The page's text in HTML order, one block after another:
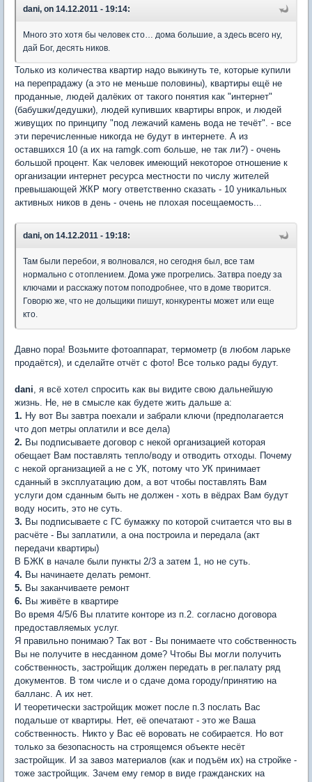
dani, on 14.12.2011 - 19:14:
Много это хотя бы человек сто… дома большие, а здесь всего ну,
дай Бог, десять ников.
Только из количества квартир надо выкинуть те, которые купили
на перепрадажу (а это не меньше половины), квартиры ещё не
проданные, людей далёких от такого понятия как "интернет"
(бабушки/дедушки), людей купивших квартиры впрок, и людей
живущих по принципу "под лежачий камень вода не течёт". - все
эти перечисленные никогда не будут в интернете. А из
оставшихся 10 (а их на ramgk.com больше, не так ли?) - очень
большой процент. Как человек имеющий некоторое отношение к
организации интернет ресурса местности по числу жителей
превышающей ЖКР могу ответственно сказать - 10 уникальных
активных ников в день - очень не плохая посещаемость...
dani, on 14.12.2011 - 19:18:
Там были перебои, я волновался, но сегодня был, все там
нормально с отоплением. Дома уже прогрелись. Затвра поеду за
ключами и расскажу потом поподробнее, что в доме творится.
Говорю же, что не дольщики пишут, конкуренты может или еще
кто.
Давно пора! Возьмите фотоаппарат, термометр (в любом ларьке
продаётся), и сделайте отчёт с фото! Все только рады будут.
dani , я всё хотел спросить как вы видите свою дальнейшую
жизнь. Не, не в смысле как будете жить дальше а:
1. Ну вот Вы завтра поехали и забрали ключи (предполагается
что доп метры оплатили и все дела)
2. Вы подписываете договор с некой организацией которая
обещает Вам поставлять тепло/воду и отводить отходы. Почему
с некой организацией а не с УК, потому что УК принимает
сданный в эксплуатацию дом, а вот чтобы поставлять Вам
услуги дом сданным быть не должен - хоть в вёдрах Вам будут
воду носить, это не суть.
3. Вы подписываете с ГС бумажку по которой считается что вы в
расчёте - Вы заплатили, а она построила и передала (акт
передачи квартиры)
В БЖК в начале были пункты 2/3 а затем 1, но не суть.
4. Вы начинаете делать ремонт.
5. Вы заканчиваете ремонт
6. Вы живёте в квартире
Во время 4/5/6 Вы платите конторе из п.2. согласно договора
предоставляемых услуг.
Я правильно понимаю? Так вот - Вы понимаете что собственность
Вы не получите в несданном доме? Чтобы Вы могли получить
собственность, застройщик должен передать в рег.палату ряд
документов. В том числе и о сдаче дома городу/принятию на
балланс. А их нет.
И теоретически застройщик может после п.3 послать Вас
подальше от квартиры. Нет, её опечатают - это же Ваша
собственность. Никто у Вас её воровать не собирается. Но вот
только за безопасность на строящемся объекте несёт
застройщик. И за завоз материалов (как и подъём их) на стройке -
тоже застройщик. Зачем ему гемор в виде гражданских на